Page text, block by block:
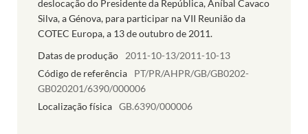
deslocação do Presidente da República, Aníbal Cavaco
Silva, a Génova, para participar na VII Reunião da
COTEC Europa, a 13 de outubro de 2011.
Datas de produção
2011-10-13/2011-10-13
Código de referência
PT/PR/AHPR/GB/GB0202-
GB020201/6390/000006
Localização física GB.6390/000006